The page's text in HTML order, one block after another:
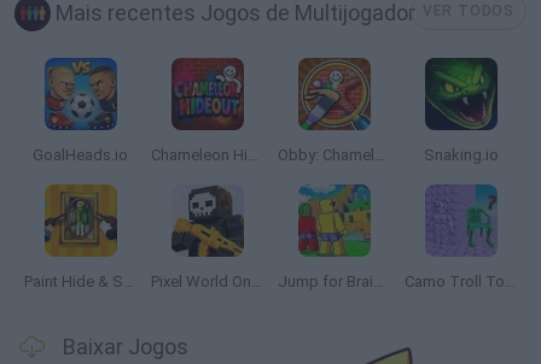
Mais recentes Jogos de Multijogador
GoalHeads.io Chameleon Hideout Obby: Chameleon: Paint & Hide Snaking.io
Paint Hide & Seek Pixel World Online Jump for Brainrots Camo Troll Tower
Baixar Jogos